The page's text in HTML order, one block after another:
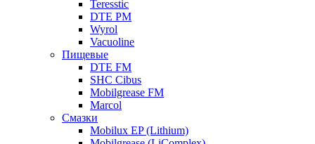
Teresstic
DTE PM
Wyrol
Vacuoline
Пищевые
DTE FM
SHC Cibus
Mobilgrease FM
Marcol
Смазки
Mobilux EP (Lithium)